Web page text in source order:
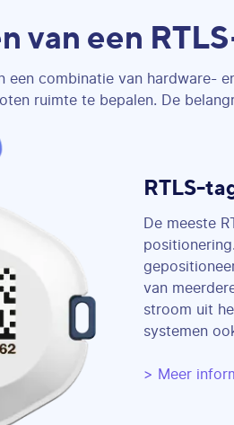
van een
een combinatie van hardware-
ruimte te bepalen. De
RTLS-
De meeste
van
stroom uit
systemen
> Meer